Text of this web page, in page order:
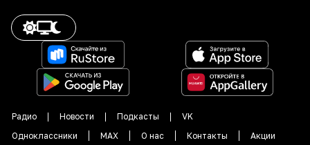
Радио Новости Подкасты
VK
Одноклассники
MAX О нас Контакты Акции